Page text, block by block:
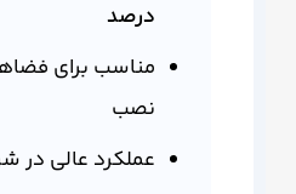
درصد
مناسب برای
نصب
عملکرد عالی در